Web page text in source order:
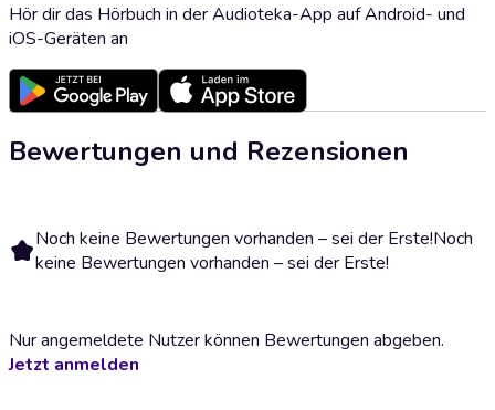
Hör dir das Hörbuch in der Audioteka-App auf Android- und
iOS-Geräten an
Bewertungen und Rezensionen
Noch keine Bewertungen vorhanden – sei der Erste!Noch
keine Bewertungen vorhanden – sei der Erste!
Nur angemeldete Nutzer können Bewertungen abgeben.
Jetzt anmelden